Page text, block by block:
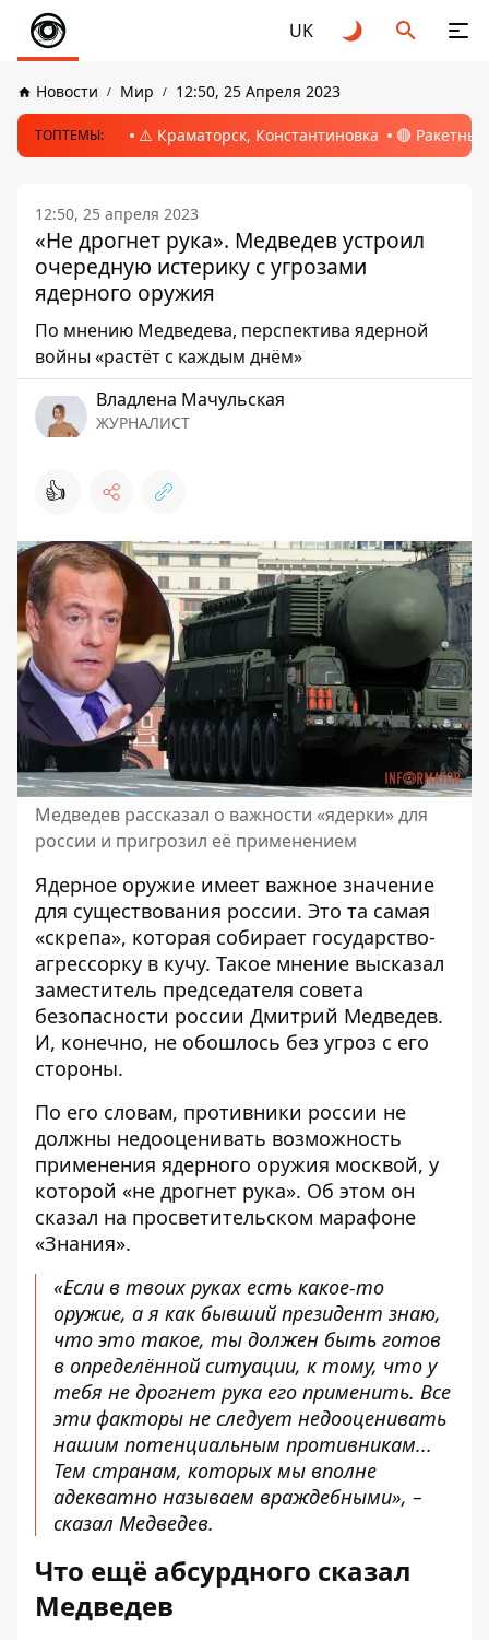
UK
Новости Мир 12:50, 25 Апреля 2023
ТОПТЕМЫ: ⚠️ Краматорск, Константиновка 🔴
12:50, 25 апреля 2023
«Не дрогнет рука». Медведев устроил
очередную истерику с угрозами
ядерного оружия
По мнению Медведева, перспектива ядерной
войны «растёт с каждым днём»
Владлена Мачульская
ЖУРНАЛИСТ
👍
Медведев рассказал о важности «ядерки» для
россии и пригрозил её применением
Ядерное оружие имеет важное значение
для существования россии. Это та самая
«скрепа», которая собирает государство-
агрессорку в кучу. Такое мнение высказал
заместитель председателя совета
безопасности россии Дмитрий Медведев.
И, конечно, не обошлось без угроз с его
стороны.
По его словам, противники россии не
должны недооценивать возможность
применения ядерного оружия москвой, у
которой «не дрогнет рука». Об этом он
сказал на просветительском марафоне
«Знания».
«Если в твоих руках есть какое-то
оружие, а я как бывший президент знаю,
что это такое, ты должен быть готов
в определённой ситуации, к тому, что у
тебя не дрогнет рука его применить. Все
эти факторы не следует недооценивать
нашим потенциальным противникам...
Тем странам, которых мы вполне
адекватно называем враждебными», –
сказал Медведев.
Что ещё абсурдного сказал
Медведев